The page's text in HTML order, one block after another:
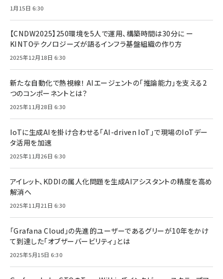
1月15日 6:30
【CNDW2025】250環境を5人で運用、構築時間は30分に ー
KINTOテクノロジーズが語るインフラ基盤組織の作り方
2025年12月18日 6:30
新たな自動化で熱視線！ AIエージェントの「推論能力」を支える2
つのコンポーネントとは？
2025年11月28日 6:30
IoTに生成AIを掛け合わせる「AI-driven IoT」で現場のIoTデー
タ活用を加速
2025年11月26日 6:30
アイレット、KDDIの属人化問題を生成AIアシスタントの精度を高め
解消へ
2025年11月21日 6:30
「Grafana Cloud」の先進的ユーザーであるグリーが10年をかけ
て到達した「オブザーバービリティ」とは
2025年5月15日 6:30